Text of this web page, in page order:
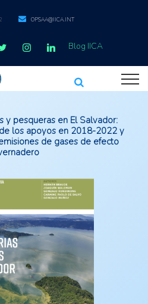
OPSAA@IICA.INT
Blog IICA
y pesqueras en El Salvador:
los apoyos en 2018-2022 y
de gases de efecto